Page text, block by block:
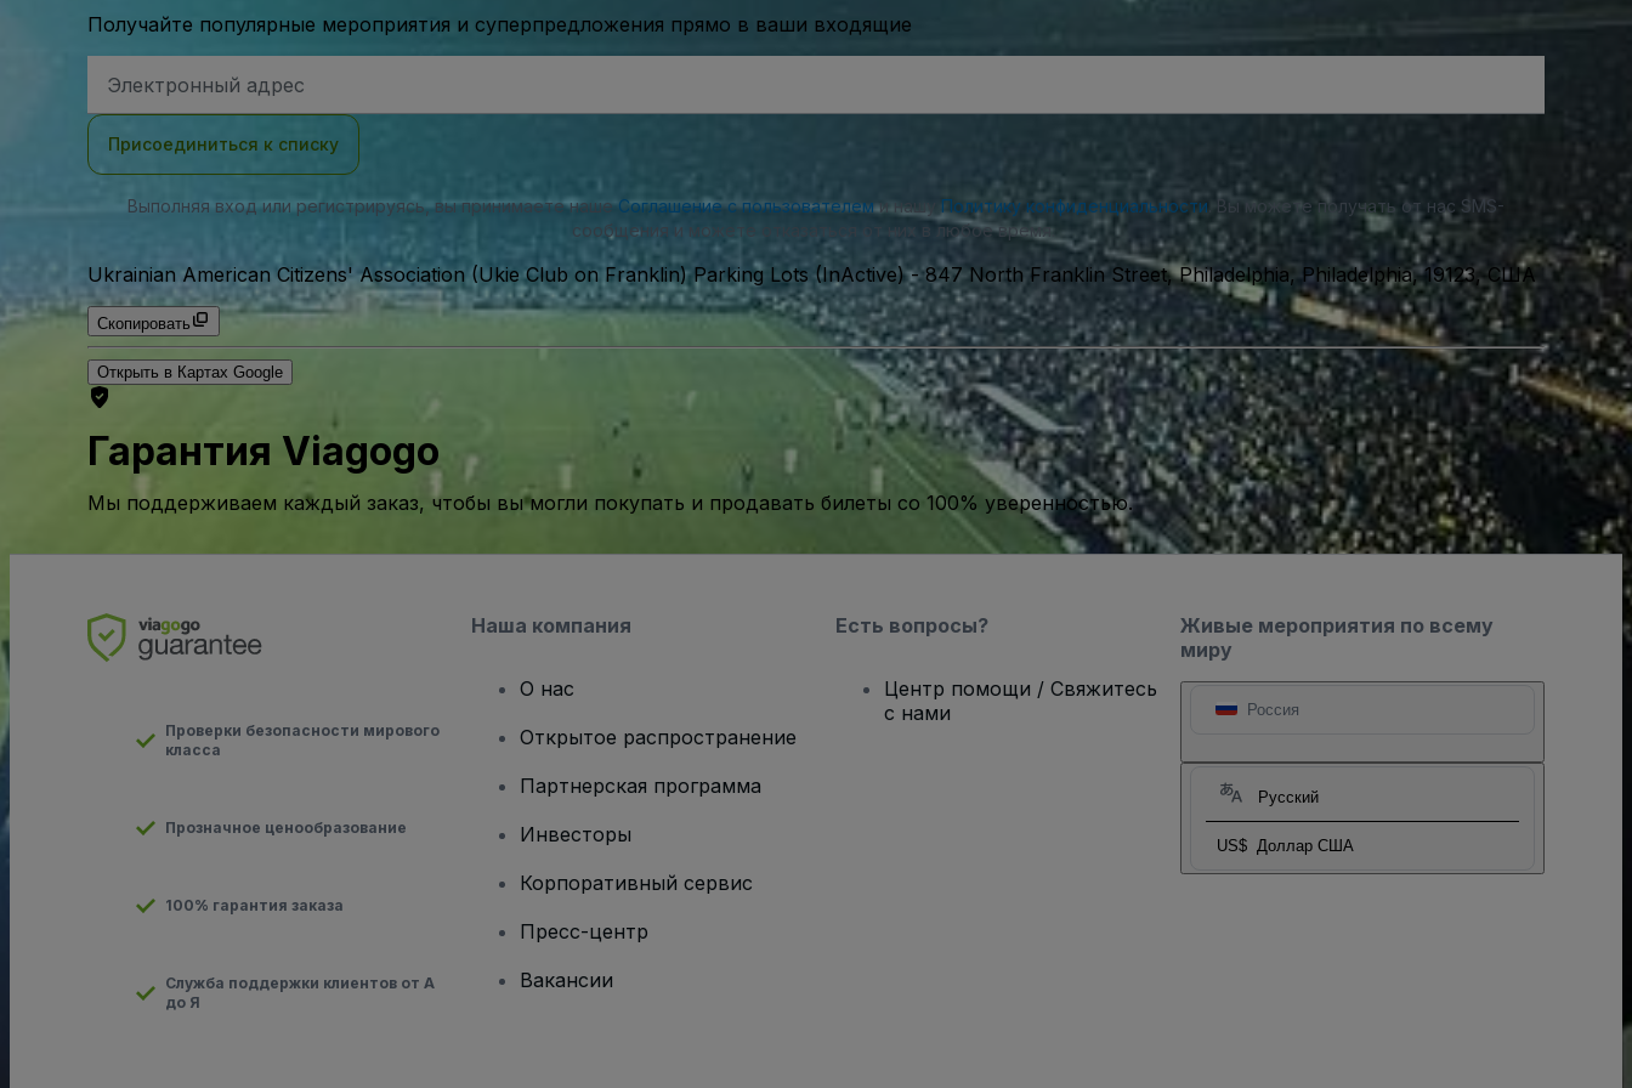
Получайте популярные мероприятия и суперпредложения прямо в ваши входящие
электронной
Присоединиться к списку
Выполняя вход или регистрируясь, вы принимаете нашеСоглашение с пользователеми нашу Политику конфиденциальности . Вы можете получать от нас SMS-
сообщения и можете отказаться от них в любое время.
Ukrainian American Citizens' Association (Ukie Club on Franklin) Parking Lots (InActive)-847 North Franklin Street, Philadelphia, Philadelphia, 19123, США
Скопировать
Открыть в Картах Google
Гарантия Viagogo
Мы поддерживаем каждый заказ, чтобы вы могли покупать и продавать билеты со 100% уверенностью.
Живые мероприятия по всему
миру
Россия
Русский
US$ Доллар США
Проверки безопасности мирового
класса
Прозначное ценообразование
100% гарантия заказа
Служба поддержки клиентов от А
до Я
Наша компания
О нас
Открытое распространение
Партнерская программа
Инвесторы
Корпоративный сервис
Пресс-центр
Вакансии
Есть вопросы?
Центр помощи / Свяжитесь
с нами